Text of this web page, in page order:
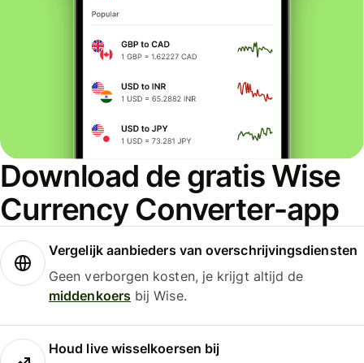
Download de gratis Wise
Currency Converter-app
Vergelijk aanbieders van overschrijvingsdiensten
Geen verborgen kosten, je krijgt altijd de
middenkoersbij Wise.
Houd live wisselkoersen bij